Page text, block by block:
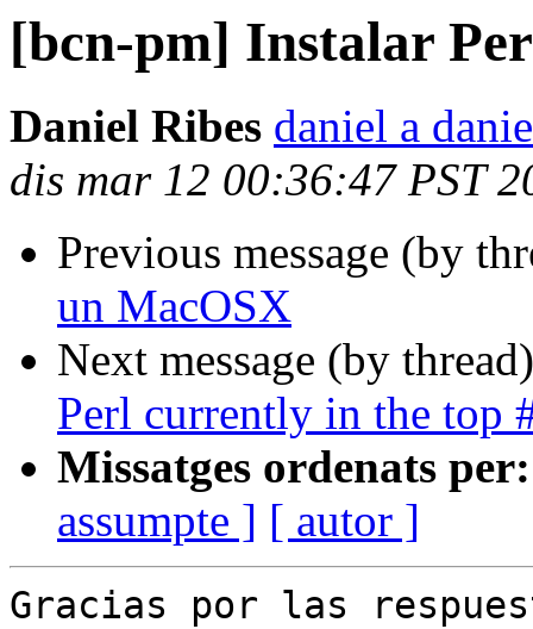
[bcn-pm] Instalar
Daniel Ribes daniel a
dis mar 12 00:36:47 PST
Previous message (by
un MacOSX
Next message (by
Perl currently in the top
Missatges ordenats per:
assumpte ] [ autor ]
Gracias por las